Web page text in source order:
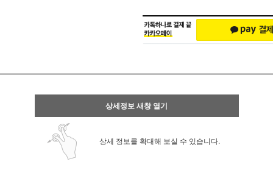
상세정보 새창 열기
상세 정보를 확대해 보실 수 있습니다.